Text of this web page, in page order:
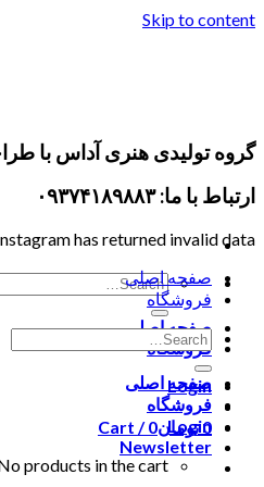
Skip to content
صفحه اصلی
فروشگاه
Login
Cart /
تومان0
0
products in the cart.
گروه تولیدی هنری آداس با
ارتباط با ما: ۰۹۳۷۴۱۸۹۸۸۳
has returned invalid data.
صفحه اصلی
فروشگاه
صفحه اصلی
فروشگاه
Login
Newsletter